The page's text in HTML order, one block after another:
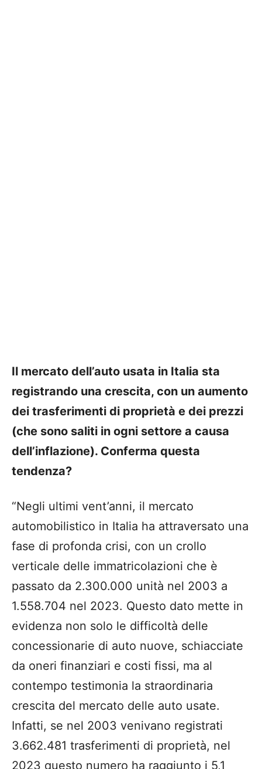
Il mercato dell’auto usata in Italia sta
registrando una crescita, con un aumento
dei trasferimenti di proprietà e dei prezzi
(che sono saliti in ogni settore a causa
dell’inflazione). Conferma questa
tendenza?
“Negli ultimi vent’anni, il mercato
automobilistico in Italia ha attraversato una
fase di profonda crisi, con un crollo
verticale delle immatricolazioni che è
passato da 2.300.000 unità nel 2003 a
1.558.704 nel 2023. Questo dato mette in
evidenza non solo le difficoltà delle
concessionarie di auto nuove, schiacciate
da oneri finanziari e costi fissi, ma al
contempo testimonia la straordinaria
crescita del mercato delle auto usate.
Infatti, se nel 2003 venivano registrati
3.662.481 trasferimenti di proprietà, nel
2023 questo numero ha raggiunto i 5,1